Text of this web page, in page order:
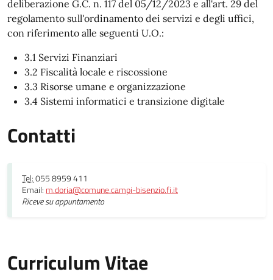
deliberazione G.C. n. 117 del 05/12/2023 e all'art. 29 del
regolamento sull'ordinamento dei servizi e degli uffici,
con riferimento alle seguenti U.O.:
3.1 Servizi Finanziari
3.2 Fiscalità locale e riscossione
3.3 Risorse umane e organizzazione
3.4 Sistemi informatici e transizione digitale
Contatti
Tel:055 8959 411
Email: m.doria@comune.campi-bisenzio.fi.it
Riceve su appuntamento
Curriculum Vitae